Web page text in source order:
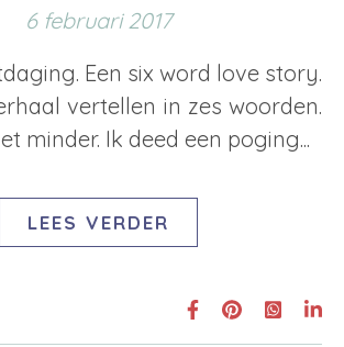
6 februari 2017
vertellen in zes woorden.
minder. Ik deed een poging...
LEES VERDER